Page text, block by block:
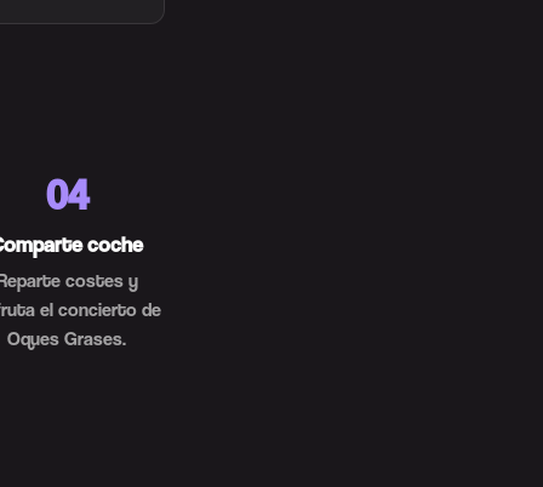
04
coche
costes y
el concierto de
Oques Grases.